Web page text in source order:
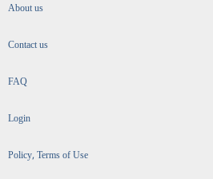
About us
Contact us
FAQ
Login
Policy, Terms of Use